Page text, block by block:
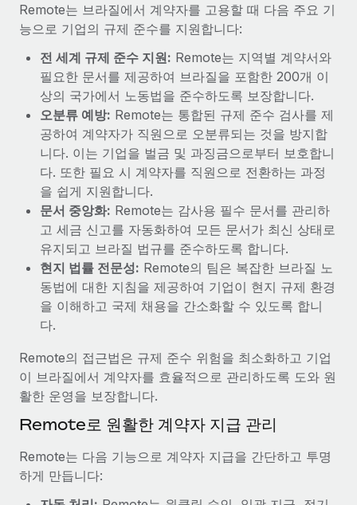
Remote Contractor Management Plus
Remote의 사명은 모든 규모의 기업이 전 세계 어디서든 업무에 가
장 적합 사람을 찾아 채용 및 관리하고 급여를 지급하도록 돕는 것
입니다. 이를 위해 최근 몇 주 동안 새로운...
자세히 알아보기
Shootsta가 Remote를 통해 네 개의 시장에서 글로벌
채용을 확장한 방법
비디오 콘텐츠를 활용한 마케팅이 계속해서 인기를 끌면서, 기업들
에게는 흥미롭고 전문적인 비디오 제작이 어느 때보다 중요해졌습
니다. 그러나 대부분의 회사들은 그렇게 높은 품질의...
자세히 알아보기
Remote는 브라질에서 계약자를 고용할 때 다음 주요 기
능으로 기업의 규제 준수를 지원합니다:
전 세계 규제 준수 지원: Remote는 지역별 계약서와
필요한 문서를 제공하여 브라질을 포함한 200개 이
상의 국가에서 노동법을 준수하도록 보장합니다.
오분류 예방: Remote는 통합된 규제 준수 검사를 제
공하여 계약자가 직원으로 오분류되는 것을 방지합
니다. 이는 기업을 벌금 및 과징금으로부터 보호합니
다. 또한 필요 시 계약자를 직원으로 전환하는 과정
을 쉽게 지원합니다.
문서 중앙화: Remote는 감사용 필수 문서를 관리하
고 세금 신고를 자동화하여 모든 문서가 최신 상태로
유지되고 브라질 법규를 준수하도록 합니다.
현지 법률 전문성: Remote의 팀은 복잡한 브라질 노
동법에 대한 지침을 제공하여 기업이 현지 규제 환경
을 이해하고 국제 채용을 간소화할 수 있도록 합니
다.
Remote의 접근법은 규제 준수 위험을 최소화하고 기업
이 브라질에서 계약자를 효율적으로 관리하도록 도와 원
활한 운영을 보장합니다.
Remote로 원활한 계약자 지급 관리
Remote는 다음 기능으로 계약자 지급을 간단하고 투명
하게 만듭니다: